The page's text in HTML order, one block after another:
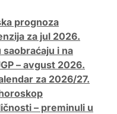
prognoza
za jul 2026.
saobraćaju i na
– avgust 2026.
za 2026/27.
– preminuli u